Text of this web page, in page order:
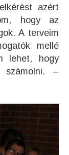
azért
hogy az
A terveim
mellé
lehet, hogy
–